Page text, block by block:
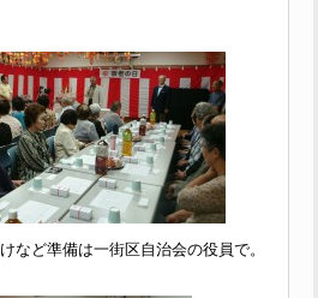
など準備は一街区自治会の役員で。